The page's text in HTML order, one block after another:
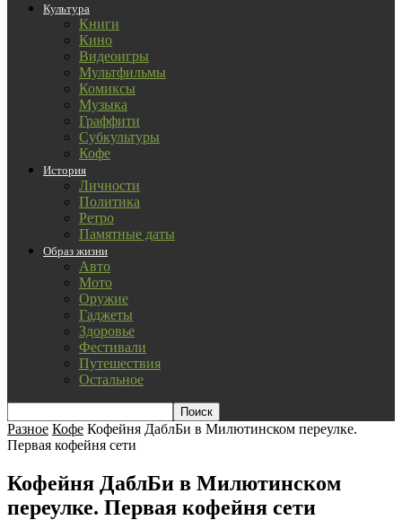
Культура
Книги
Кино
Видеоигры
Мультфильмы
Комиксы
Музыка
Граффити
Субкультуры
Кофе
История
Личности
Политика
Ретро
Памятные даты
Образ жизни
Авто
Мото
Оружие
Гаджеты
Здоровье
Фестивали
Путешествия
Остальное
Разное Кофе Кофейня ДаблБи в Милютинском переулке.
Первая кофейня сети
Кофейня ДаблБи в Милютинском
переулке. Первая кофейня сети